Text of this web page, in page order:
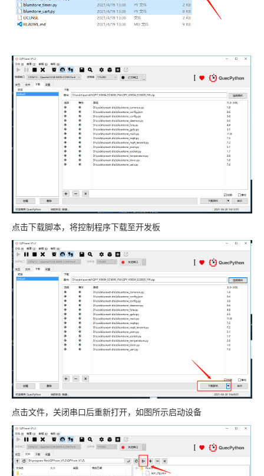
点击下载脚本，将控制程序下载至开发板
点击文件，关闭串口后重新打开，如图所示启动设备